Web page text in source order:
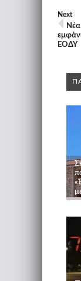
Next
Νέα
ΕΟΔΥ